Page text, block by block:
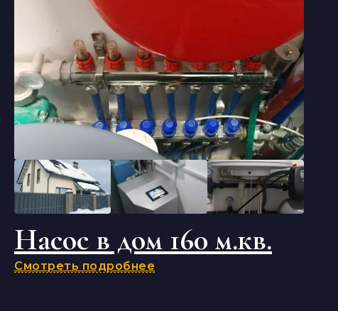
Насос в дом 160 м.кв.
Смотреть подробнее